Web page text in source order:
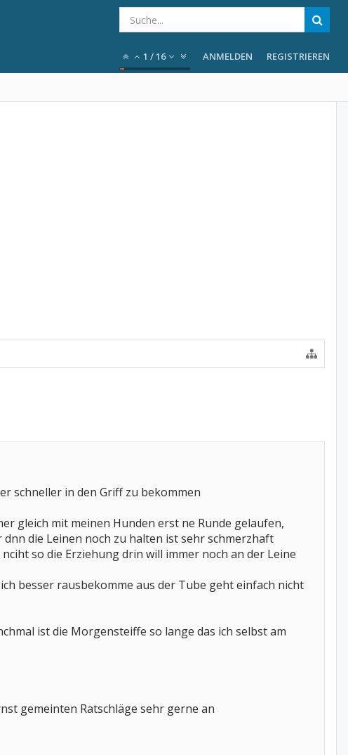
1 /16 ANMELDEN REGISTRIEREN
schneller in den Griff zu bekommen
gleich mit meinen Hunden erst ne Runde gelaufen,
die Leinen noch zu halten ist sehr schmerzhaft
so die Erziehung drin will immer noch an der Leine
besser rausbekomme aus der Tube geht einfach nicht
ist die Morgensteiffe so lange das ich selbst am
gemeinten Ratschläge sehr gerne an